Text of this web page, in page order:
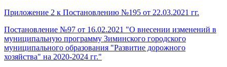
Приложение 2 к Постановлению №195 от 22.03.2021 гг.
Постановление №97 от 16.02.2021 "О внесении изменений в
муниципальную программу Зиминского городского
муниципального образования "Развитие дорожного
хозяйства" на 2020-2024 гг."